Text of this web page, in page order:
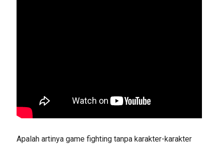
Apalah artinya game fighting tanpa karakter-karakter